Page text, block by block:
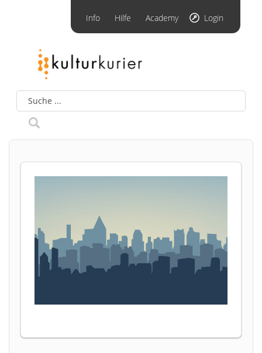
Info Hilfe Academy Login